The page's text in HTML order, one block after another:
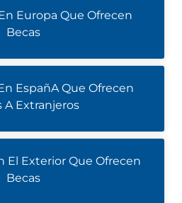
Europa Que Ofrecen
Becas
EspañA Que Ofrecen
A Extranjeros
El Exterior Que Ofrecen
Becas